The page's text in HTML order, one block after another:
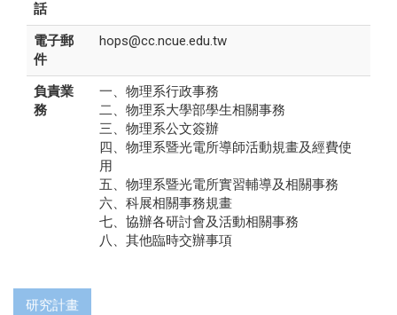
話
電子郵
件
hops@cc.ncue.edu.tw
負責業
務
一、物理系行政事務
二、物理系大學部學生相關事務
三、物理系公文簽辦
四、物理系暨光電所導師活動規畫及經費使
用
五、物理系暨光電所實習輔導及相關事務
六、科展相關事務規畫
七、協辦各研討會及活動相關事務
八、其他臨時交辦事項
研究計畫